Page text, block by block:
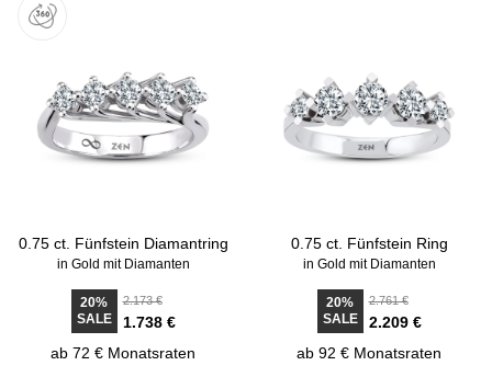
0.75 ct. Fünfstein Diamantring
in Gold mit Diamanten
20%
SALE
2.173 €
1.738 €
ab 72 € Monatsraten
0.75 ct. Fünfstein Ring
in Gold mit Diamanten
20%
SALE
2.761 €
2.209 €
ab 92 € Monatsraten